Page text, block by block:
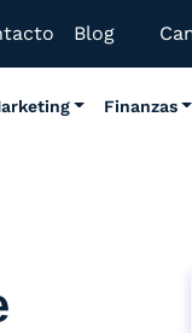
Blog
Finanzas